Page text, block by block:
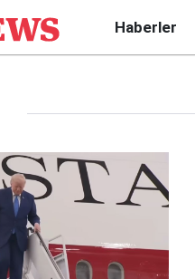
Haberler